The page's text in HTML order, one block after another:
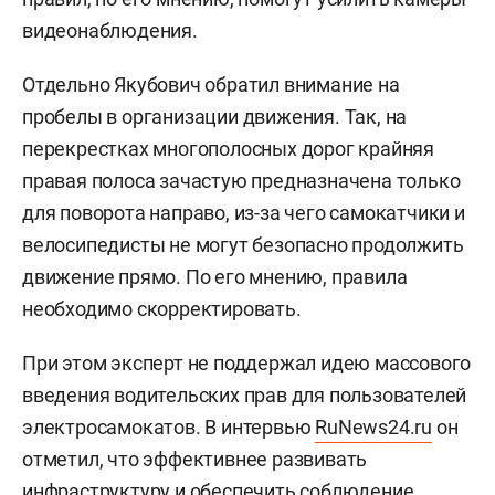
видеонаблюдения.
Отдельно Якубович обратил внимание на
пробелы в организации движения. Так, на
перекрестках многополосных дорог крайняя
правая полоса зачастую предназначена только
для поворота направо, из-за чего самокатчики и
велосипедисты не могут безопасно продолжить
движение прямо. По его мнению, правила
необходимо скорректировать.
При этом эксперт не поддержал идею массового
введения водительских прав для пользователей
электросамокатов. В интервью RuNews24.ru он
отметил, что эффективнее развивать